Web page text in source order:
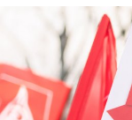
Mehr lesen